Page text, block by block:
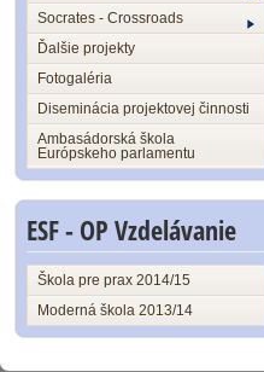
Socrates - Crossroads
Ďalšie projekty
Fotogaléria
Diseminácia projektovej činnosti
Ambasádorská škola
Európskeho parlamentu
ESF - OP Vzdelávanie
Škola pre prax 2014/15
Moderná škola 2013/14